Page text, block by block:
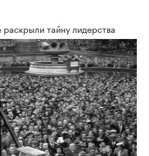
тайну лидерства